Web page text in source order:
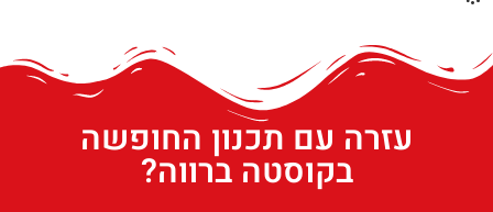
עזרה עם תכנון החופשה
בקוסטה ברווה?